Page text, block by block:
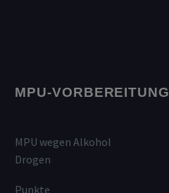
MPU-VORBEREITUNG
MPU wegen Alkohol
Drogen
Punkte